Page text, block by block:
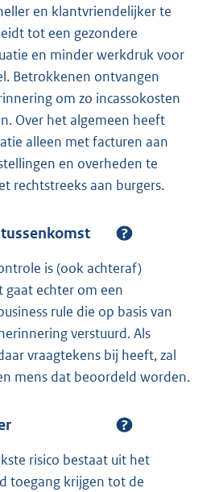
en klantvriendelijker te
tot een gezondere
en minder werkdruk voor
Betrokkenen ontvangen
om zo incassokosten
Over het algemeen heeft
alleen met facturen aan
en overheden te
rechtstreeks aan burgers.
is (ook achteraf)
gaat echter om een
rule die op basis van
verstuurd. Als
vraagtekens bij heeft, zal
mens dat beoordeld worden.
risico bestaat uit het
toegang krijgen tot de